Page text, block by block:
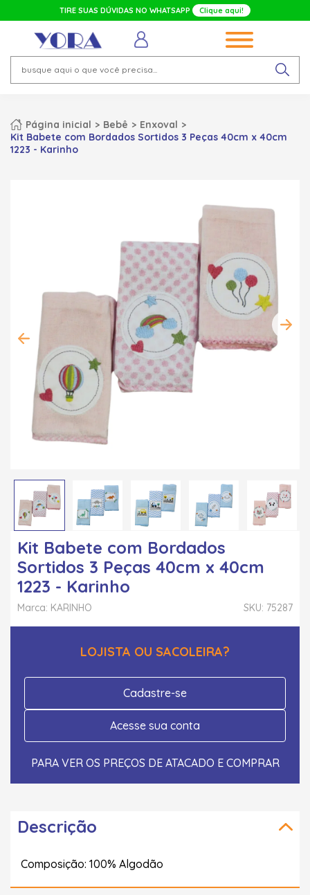
TIRE SUAS DÚVIDAS NO WHATSAPP Clique aqui!
Página inicial Bebê
Enxoval
Kit Babete com Bordados Sortidos 3 Peças 40cm x 40cm
1223 - Karinho
Kit Babete com Bordados
Sortidos 3 Peças 40cm x 40cm
1223 - Karinho
SKU: 75287
Marca: KARINHO
LOJISTA OU SACOLEIRA?
Cadastre-se
Acesse sua conta
PARA VER OS PREÇOS DE ATACADO E COMPRAR
Descrição
Composição: 100% Algodão